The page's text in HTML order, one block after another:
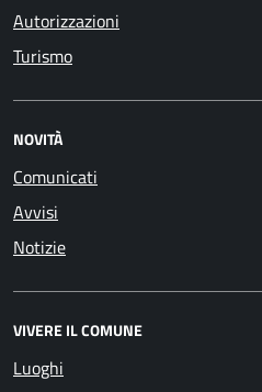
Autorizzazioni
Turismo
NOVITÀ
Comunicati
Avvisi
Notizie
VIVERE IL COMUNE
Luoghi